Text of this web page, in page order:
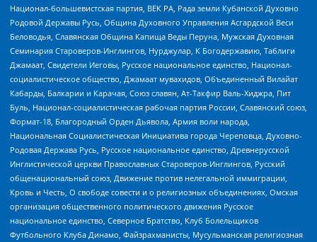
Национал-большевистская партия, ВЕК РА, Рада земли Кубанской Духовно
Родовой Державы Русь, Община Духовного Управления Асгардской Веси
Беловодья, Славянская Община Капища Веды Перуна, Мужская Духовная
Семинария Староверов-Инглингов, Нурджулар, К Богодержавию, Таблиги
Джамаат, Свидетели Иеговы, Русское национальное единство, Национал-
социалистическое общество, Джамаат мувахидов, Объединенный Вилайат
Кабарды, Балкарии и Карачая, Союз славян, Ат-Такфир Валь-Хиджра, Пит
Буль, Национал-социалистическая рабочая партия России, Славянский союз,
Формат-18, Благородный Орден Дьявола, Армия воли народа,
Национальная Социалистическая Инициатива города Череповца, Духовно-
Родовая Держава Русь, Русское национальное единство, Древнерусской
Инглистической церкви Православных Староверов-Инглингов, Русский
общенациональный союз, Движение против нелегальной иммиграции,
Кровь и Честь, О свободе совести и о религиозных объединениях, Омская
организация общественного политического движения Русское
национальное единство, Северное Братство, Клуб Болельщиков
Футбольного Клуба Динамо, Файзрахманисты, Мусульманская религиозная